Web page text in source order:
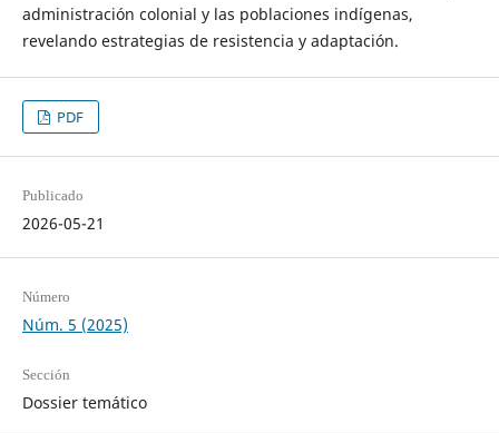
administración colonial y las poblaciones indígenas,
revelando estrategias de resistencia y adaptación.
PDF
Publicado
2026-05-21
Número
Núm. 5 (2025)
Sección
Dossier temático